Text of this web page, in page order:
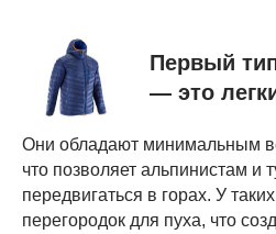
Первый
— это
Они обладают минимальным
что позволяет альпинистам и
передвигаться в горах. У
перегородок для пуха, что